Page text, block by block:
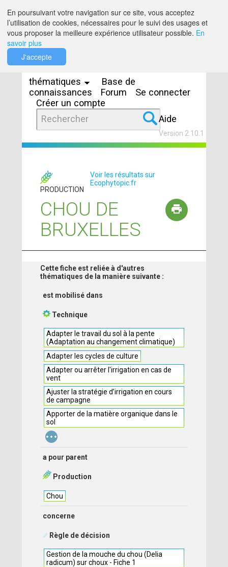
thématiques
Base de
connaissances
Forum
Se connecter
Créer un compte
Aide
Version 2.10.1
PRODUCTION
Voir les résultats sur
Ecophytopic.fr
CHOU DE
BRUXELLES
Cette fiche est reliée à d'autres
thématiques de la manière suivante :
est mobilisé dans
Technique
Adapter le travail du sol à la pente
(Adaptation au changement climatique)
Adapter les cycles de culture
Adapter ou arrêter l'irrigation en cas de
vent
Ajuster la stratégie d’irrigation en cours
de campagne
Apporter de la matière organique dans le
sol
...
a pour parent
Production
Chou
concerne
Règle de décision
Gestion de la mouche du chou (Delia
radicum) sur choux - Fiche 1
En poursuivant votre navigation sur ce site, vous acceptez
l’utilisation de cookies, nécessaires pour le suivi des usages et
vous proposer la meilleure expérience utilisateur possible. En
savoir plus
J'accepte